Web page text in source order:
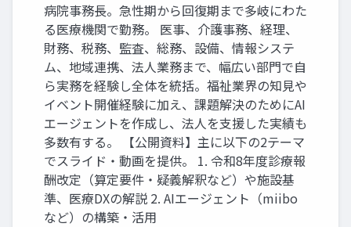
病院事務長。急性期から回復期まで多岐にわた
る医療機関で勤務。 医事、介護事務、経理、
財務、税務、監査、総務、設備、情報システ
ム、地域連携、法人業務まで、幅広い部門で自
ら実務を経験し全体を統括。福祉業界の知見や
イベント開催経験に加え、課題解決のためにAI
エージェントを作成し、法人を支援した実績も
多数有する。 【公開資料】主に以下の2テーマ
でスライド・動画を提供。 1. 令和8年度診療報
酬改定（算定要件・疑義解釈など）や施設基
準、医療DXの解説 2. AIエージェント（miibo
など）の構築・活用